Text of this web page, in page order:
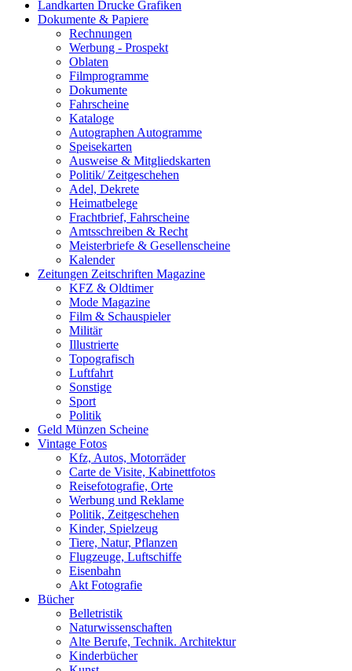
Landkarten Drucke Grafiken
Dokumente & Papiere
Rechnungen
Werbung - Prospekt
Oblaten
Filmprogramme
Dokumente
Fahrscheine
Kataloge
Autographen Autogramme
Speisekarten
Ausweise & Mitgliedskarten
Politik/ Zeitgeschehen
Adel, Dekrete
Heimatbelege
Frachtbrief, Fahrscheine
Amtsschreiben & Recht
Meisterbriefe & Gesellenscheine
Kalender
Zeitungen Zeitschriften Magazine
KFZ & Oldtimer
Mode Magazine
Film & Schauspieler
Militär
Illustrierte
Topografisch
Luftfahrt
Sonstige
Sport
Politik
Geld Münzen Scheine
Vintage Fotos
Kfz, Autos, Motorräder
Carte de Visite, Kabinettfotos
Reisefotografie, Orte
Werbung und Reklame
Politik, Zeitgeschehen
Kinder, Spielzeug
Tiere, Natur, Pflanzen
Flugzeuge, Luftschiffe
Eisenbahn
Akt Fotografie
Bücher
Belletristik
Naturwissenschaften
Alte Berufe, Technik. Architektur
Kinderbücher